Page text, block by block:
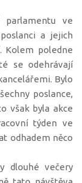
ve
a jejich
Kolem poledne
se odehrávají
Bylo
poslance,
však byla akce
týden ve
odhadem něco
dlouhé večery